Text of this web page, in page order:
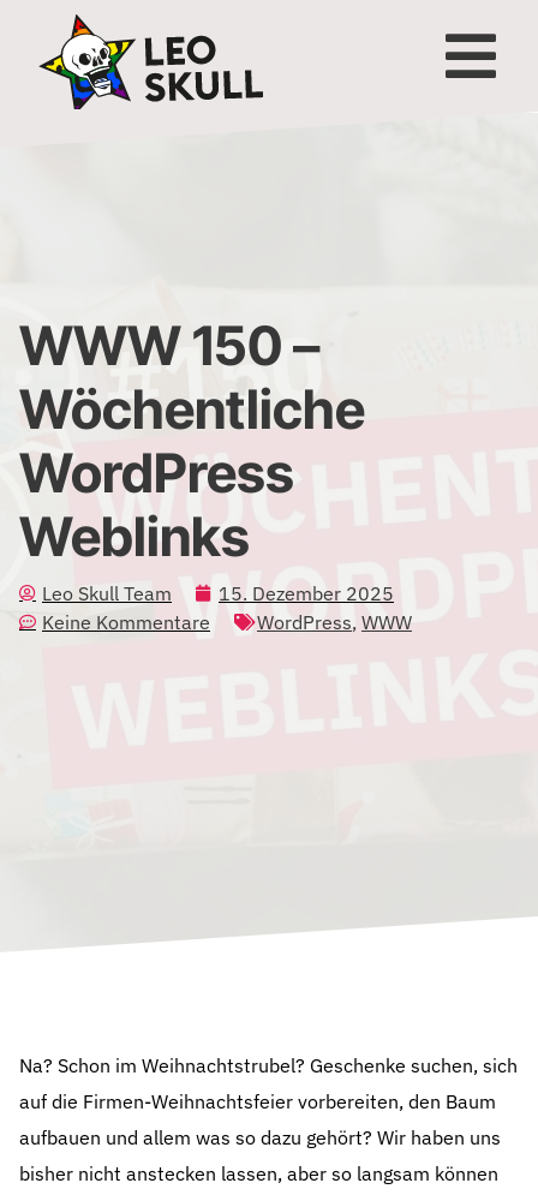
WWW 150 –
Wöchentliche
WordPress
Weblinks
Leo Skull Team
15. Dezember 2025
Keine Kommentare
WordPress, WWW
Na? Schon im Weihnachtstrubel? Geschenke suchen, sich
auf die Firmen-Weihnachtsfeier vorbereiten, den Baum
aufbauen und allem was so dazu gehört? Wir haben uns
bisher nicht anstecken lassen, aber so langsam können